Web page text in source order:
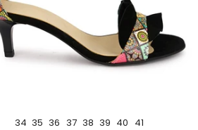
34 35 36 37 38 39 40 41